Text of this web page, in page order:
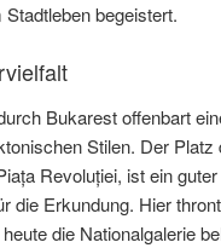
begeistert.
Bukarest offenbart
Stilen. Der Platz
Revoluției, ist ein guter
die Erkundung. Hier
die Nationalgalerie